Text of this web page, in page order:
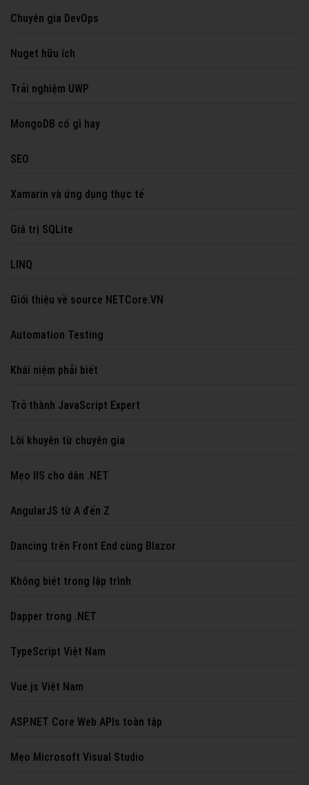
Chuyên gia DevOps
Nuget hữu ích
Trải nghiệm UWP
MongoDB có gì hay
SEO
Xamarin và ứng dụng thực tế
Giá trị SQLite
LINQ
Giới thiệu về source NETCore.VN
Automation Testing
Khái niệm phải biết
Trở thành JavaScript Expert
Lời khuyên từ chuyên gia
Mẹo IIS cho dân .NET
AngularJS từ A đến Z
Dancing trên Front End cùng Blazor
Không biết trong lập trình
Dapper trong .NET
TypeScript Việt Nam
Vue.js Việt Nam
ASP.NET Core Web APIs toàn tập
Mẹo Microsoft Visual Studio